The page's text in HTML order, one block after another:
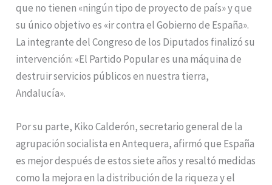
que no tienen «ningún tipo de proyecto de país» y que
su único objetivo es «ir contra el Gobierno de España».
La integrante del Congreso de los Diputados finalizó su
intervención: «El Partido Popular es una máquina de
destruir servicios públicos en nuestra tierra,
Andalucía».
Por su parte, Kiko Calderón, secretario general de la
agrupación socialista en Antequera, afirmó que España
es mejor después de estos siete años y resaltó medidas
como la mejora en la distribución de la riqueza y el